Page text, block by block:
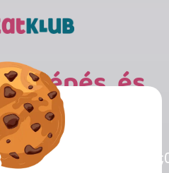
lépés, és
tag
css2?